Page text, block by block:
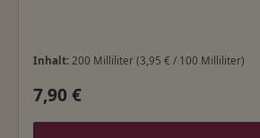
Inhalt: 200 Milliliter (3,95 € / 100 Milliliter)
Regulärer Preis:
7,90 €